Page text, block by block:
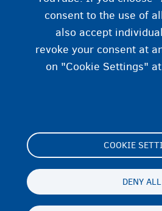
consent to the use of
also accept
revoke your consent at
on "Cookie Settings"
COOKIE
DENY ALL